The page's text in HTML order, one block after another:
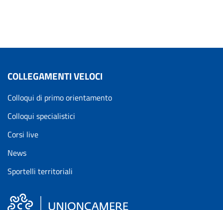
COLLEGAMENTI VELOCI
Colloqui di primo orientamento
Colloqui specialistici
Corsi live
News
Sportelli territoriali